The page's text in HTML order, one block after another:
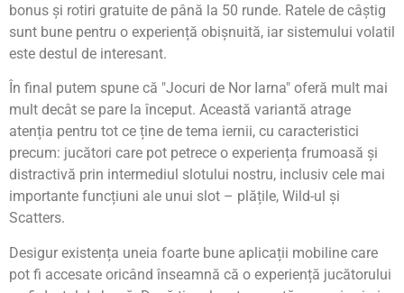
bonus și rotiri gratuite de până la 50 runde. Ratele de câștig
sunt bune pentru o experiență obișnuită, iar sistemului volatil
este destul de interesant.
În final putem spune că "Jocuri de Nor Iarna" oferă mult mai
mult decât se pare la început. Această variantă atrage
atenția pentru tot ce ține de tema iernii, cu caracteristici
precum: jucători care pot petrece o experiența frumoasă și
distractivă prin intermediul slotului nostru, inclusiv cele mai
importante funcțiuni ale unui slot – plățile, Wild-ul și
Scatters.
Desigur existența uneia foarte bune aplicații mobiline care
pot fi accesate oricând înseamnă că o experiență jucătorului